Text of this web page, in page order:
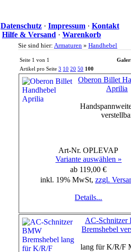
Datenschutz · Impressum · Kontakt
Hilfe & Versand · Warenkorb
Sie sind hier: Armaturen » Handhebel
Seite 1 von 1
Artikel pro Seite 3 10 20 50 100
Oberon Billet
Aprilia
Art-Nr. OPLEVAP
Variante auswählen »
ab 119,00 €
inkl. 19% MwSt, zzgl.
Details...
AC-Schnitzer
Bremshebel
lang für K/R/F